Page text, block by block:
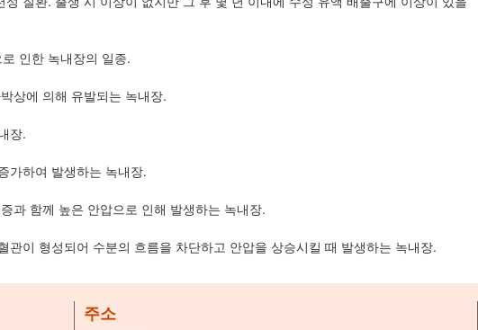
인한 녹내장의 일종.
상에 의해 유발되는 녹내장.
장.
가하여 발생하는 녹내장.
과 함께 높은 안압으로 인해 발생하는 녹내장.
관이 형성되어 수분의 흐름을 차단하고 안압을 상승시킬 때 발생하는 녹내장.
주소